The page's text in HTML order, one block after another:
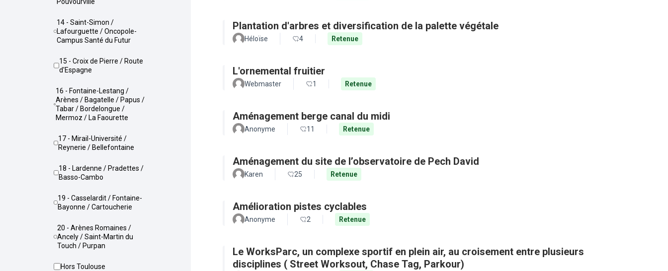
14 - Saint-Simon /
Lafourguette / Oncopole-
Campus Santé du Futur
15 - Croix de Pierre / Route
d'Espagne
16 - Fontaine-Lestang /
Arènes / Bagatelle / Papus /
Tabar / Bordelongue /
Mermoz / La Faourette
17 - Mirail-Université /
Reynerie / Bellefontaine
18 - Lardenne / Pradettes /
Basso-Cambo
19 - Casselardit / Fontaine-
Bayonne / Cartoucherie
20 - Arènes Romaines /
Ancely / Saint-Martin du
Touch / Purpan
Hors Toulouse
Plantation d'arbres et diversification de la palette végétale
Héloïse 4 Retenue
L'ornemental fruitier
Webmaster 1 Retenue
Aménagement berge canal du midi
Anonyme 11 Retenue
Aménagement du site de l’observatoire de Pech David
Karen 25 Retenue
Amélioration pistes cyclables
Anonyme 2 Retenue
Le WorksParc, un complexe sportif en plein air, au croisement entre plusieurs
disciplines ( Street Worksout, Chase Tag, Parkour)